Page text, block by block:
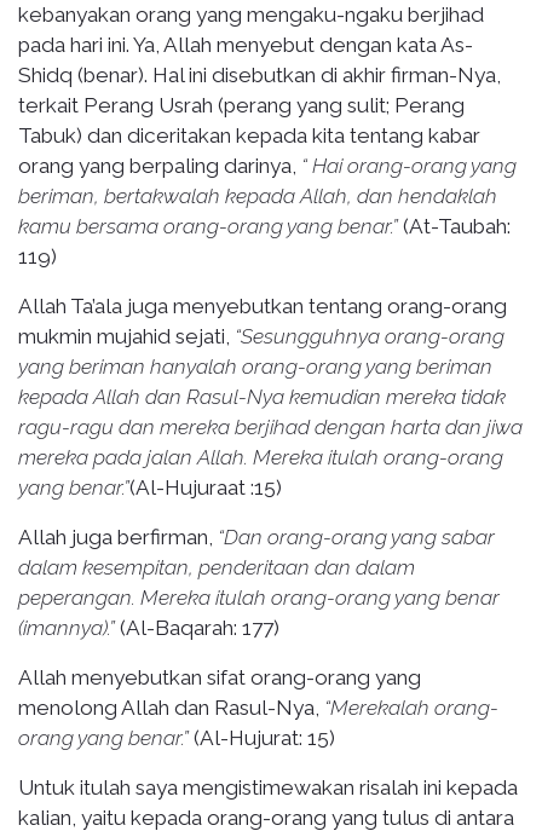
kebanyakan orang yang mengaku-ngaku berjihad
pada hari ini. Ya, Allah menyebut dengan kata As-
Shidq (benar). Hal ini disebutkan di akhir firman-Nya,
terkait Perang Usrah (perang yang sulit; Perang
Tabuk) dan diceritakan kepada kita tentang kabar
orang yang berpaling darinya, “ Hai orang-orang yang
beriman, bertakwalah kepada Allah, dan hendaklah
kamu bersama orang-orang yang benar.”(At-Taubah:
119)
Allah Ta’ala juga menyebutkan tentang orang-orang
mukmin mujahid sejati, “Sesungguhnya orang-orang
yang beriman hanyalah orang-orang yang beriman
kepada Allah dan Rasul-Nya kemudian mereka tidak
ragu-ragu dan mereka berjihad dengan harta dan jiwa
mereka pada jalan Allah. Mereka itulah orang-orang
yang benar.”(Al-Hujuraat :15)
Allah juga berfirman, “Dan orang-orang yang sabar
dalam kesempitan, penderitaan dan dalam
peperangan. Mereka itulah orang-orang yang benar
(imannya).”(Al-Baqarah: 177)
Allah menyebutkan sifat orang-orang yang
menolong Allah dan Rasul-Nya, “Merekalah orang-
orang yang benar.”(Al-Hujurat: 15)
Untuk itulah saya mengistimewakan risalah ini kepada
kalian, yaitu kepada orang-orang yang tulus di antara